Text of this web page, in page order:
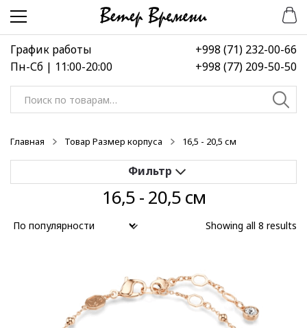
Перейти
навигации
Перейти
содержимому
График работы
Пн-Сб | 11:00-20:00
+998 (71) 232-00-66
+998 (77) 209-50-50
Искать:
Главная Товар Размер корпуса 16,5 - 20,5 см
16,5 - 20,5 см
Showing all 8 results